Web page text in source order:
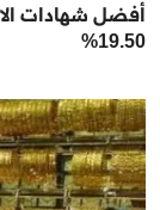
19.50%